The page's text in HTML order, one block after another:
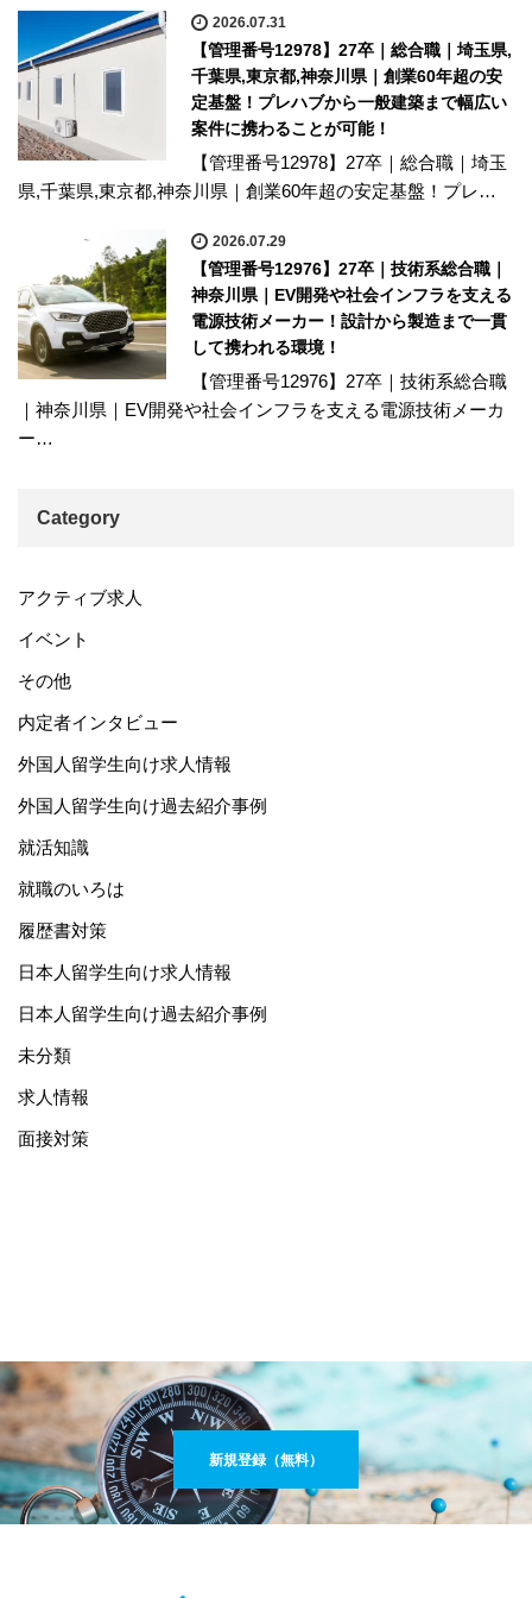
2026.07.31
【管理番号12978】27卒｜総合職｜埼玉県,
千葉県,東京都,神奈川県｜創業60年超の安
定基盤！プレハブから一般建築まで幅広い
案件に携わることが可能！
【管理番号12978】27卒｜総合職｜埼玉
県,千葉県,東京都,神奈川県｜創業60年超の安定基盤！プレ…
2026.07.29
【管理番号12976】27卒｜技術系総合職｜
神奈川県｜EV開発や社会インフラを支える
電源技術メーカー！設計から製造まで一貫
して携われる環境！
【管理番号12976】27卒｜技術系総合職
｜神奈川県｜EV開発や社会インフラを支える電源技術メーカ
ー…
Category
アクティブ求人
イベント
その他
内定者インタビュー
外国人留学生向け求人情報
外国人留学生向け過去紹介事例
就活知識
就職のいろは
履歴書対策
日本人留学生向け求人情報
日本人留学生向け過去紹介事例
未分類
求人情報
面接対策
新規登録（無料）